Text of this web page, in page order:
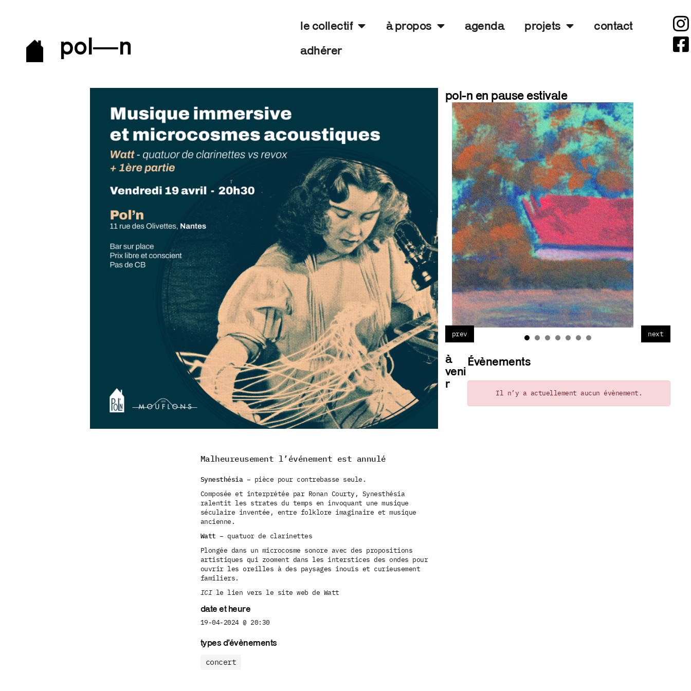
pol—n
le collectif à propos agenda projets
contact
adhérer
Malheureusement l’événement est annulé
Synesthésia– pièce pour contrebasse seule.
Composée et interprétée par Ronan Courty, Synesthésia
ralentit les strates du temps en invoquant une musique
séculaire inventée, entre folklore imaginaire et musique
ancienne.
Watt – quatuor de clarinettes
Plongée dans un microcosme sonore avec des propositions
artistiques qui zooment dans les interstices des ondes pour
ouvrir les oreilles à des paysages inouïs et curieusement
familiers.
ICI le lien vers le site web de Watt
date et heure
19-04-2024 @ 20:30
types d’évènements
concert
pol-n en pause estivale
7 juillet
2026
prev next
à
veni
r
Évènements
Il n’y a actuellement aucun évènement.